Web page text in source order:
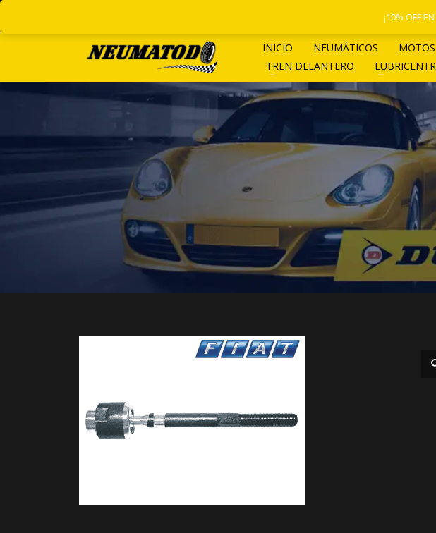
INICIO NEUMÁTICOS MOTOS
TREN DELANTERO
¡10% OFF